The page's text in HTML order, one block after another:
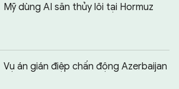
Mỹ dùng AI săn thủy lôi tại Hormuz
Vụ án gián điệp chấn động Azerbaijan